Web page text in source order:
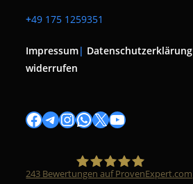
+49 175 1259351
Impressum| Datenschutzerklärung
widerrufen
Facebook
Telegram
Instagram
WhatsApp
X YouTube
243 Bewertungen auf ProvenExpert.com